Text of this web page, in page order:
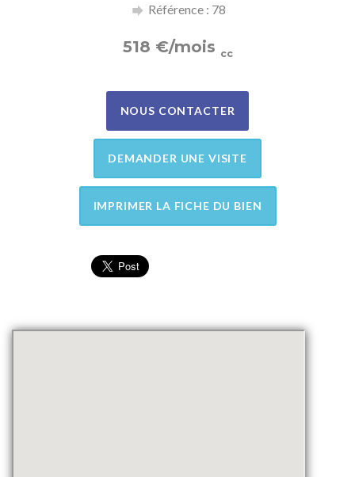
Référence : 78
518 €/mois cc
NOUS CONTACTER
DEMANDER UNE VISITE
IMPRIMER LA FICHE DU BIEN